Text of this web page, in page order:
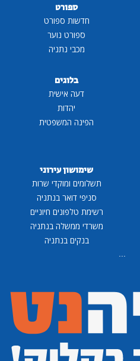
ספורט
חדשות ספורט
ספורט נוער
מכבי נתניה
בלוגים
דעה אישית
יהדות
הפינה המשפטית
שימושון עירוני
תשלומים ומוקדי שרות
סניפי דואר בנתניה
רשימת טלפונים חיוניים
משרדי ממשלה בנתניה
בנקים בנתניה